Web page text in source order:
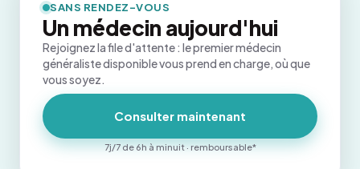
SANS RENDEZ-VOUS
Un médecin aujourd'hui
Rejoignez la file d'attente : le premier médecin
généraliste disponible vous prend en charge, où que
vous soyez.
Consulter maintenant
7j/7 de 6h à minuit · remboursable*